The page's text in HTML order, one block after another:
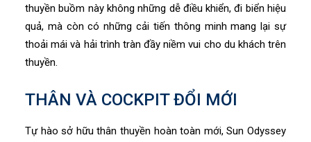
thuyền buồm này không những dễ điều khiển, đi biển hiệu
quả, mà còn có những cải tiến thông minh mang lại sự
thoải mái và hải trình tràn đầy niềm vui cho du khách trên
thuyền.
THÂN VÀ COCKPIT ĐỔI MỚI
Tự hào sở hữu thân thuyền hoàn toàn mới, Sun Odyssey